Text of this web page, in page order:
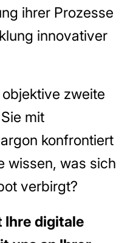
ihrer Prozesse
innovativer
zweite
mit
konfrontiert
wissen, was sich
verbirgt?
Ihre digitale